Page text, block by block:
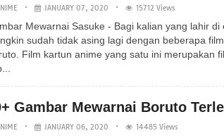
JANUARY 07, 2020 15712 Views
Mewarnai Sasuke - Bagi kalian yang lahir di
sudah tidak asing lagi dengan beberapa
Film kartun anime yang satu ini merupakan
Gambar Mewarnai Boruto
JANUARY 06, 2020 14485 Views